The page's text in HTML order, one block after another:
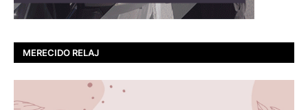
MERECIDO RELAJ